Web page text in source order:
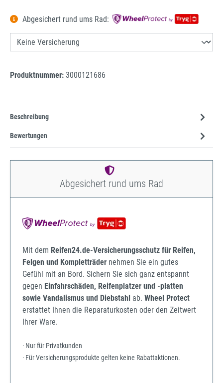
Abgesichert rund ums Rad:
Produktnummer: 3000121686
Beschreibung
Bewertungen
Abgesichert rund ums Rad
Mit dem Reifen24.de-Versicherungsschutz für Reifen,
Felgen und Kompletträder nehmen Sie ein gutes
Gefühl mit an Bord. Sichern Sie sich ganz entspannt
gegen Einfahrschäden, Reifenplatzer und -platten
sowie Vandalismus und Diebstahl ab. Wheel Protect
erstattet Ihnen die Reparaturkosten oder den Zeitwert
Ihrer Ware.
· Nur für Privatkunden
· Für Versicherungsprodukte gelten keine Rabattaktionen.